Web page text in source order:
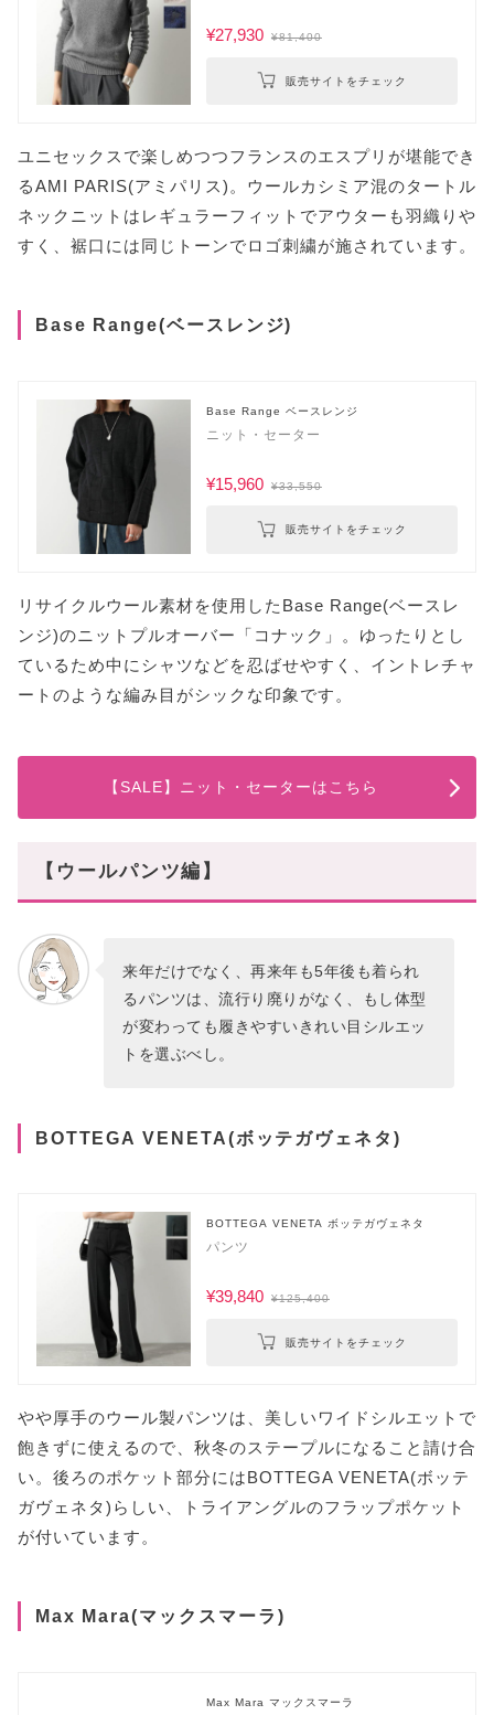
¥27,930 ¥81,400
販売サイトをチェック
ユニセックスで楽しめつつフランスのエスプリが堪能でき
るAMI PARIS(アミパリス)。ウールカシミア混のタートル
ネックニットはレギュラーフィットでアウターも羽織りや
すく、裾口には同じトーンでロゴ刺繍が施されています。
Base Range(ベースレンジ)
Base Range ベースレンジ
ニット・セーター
¥15,960 ¥33,550
販売サイトをチェック
リサイクルウール素材を使用したBase Range(ベースレ
ンジ)のニットプルオーバー「コナック」。ゆったりとし
ているため中にシャツなどを忍ばせやすく、イントレチャ
ートのような編み目がシックな印象です。
【SALE】ニット・セーターはこちら
【ウールパンツ編】
来年だけでなく、再来年も5年後も着られ
るパンツは、流行り廃りがなく、もし体型
が変わっても履きやすいきれい目シルエッ
トを選ぶべし。
BOTTEGA VENETA(ボッテガヴェネタ)
BOTTEGA VENETA ボッテガヴェネタ
パンツ
¥39,840 ¥125,400
販売サイトをチェック
やや厚手のウール製パンツは、美しいワイドシルエットで
飽きずに使えるので、秋冬のステープルになること請け合
い。後ろのポケット部分にはBOTTEGA VENETA(ボッテ
ガヴェネタ)らしい、トライアングルのフラップポケット
が付いています。
Max Mara(マックスマーラ)
Max Mara マックスマーラ